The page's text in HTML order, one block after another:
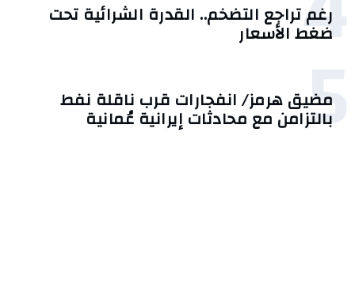
رغم تراجع التضخم.. القدرة الشرائية تحت
ضغط الأسعار
5
مضيق هرمز/ انفجارات قرب ناقلة نفط
بالتزامن مع محادثات إيرانية عُمانية